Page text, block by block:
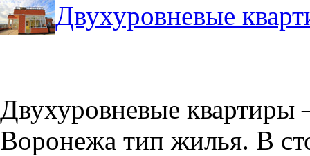
Двухуровневые
Двухуровневые квартиры
Воронежа тип жилья. В